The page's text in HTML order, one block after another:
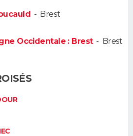
- Brest
Occidentale : Brest- Brest